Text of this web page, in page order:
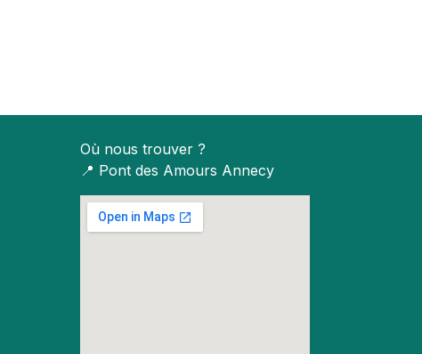
Où nous trouver ?
📍 Pont des Amours Annecy